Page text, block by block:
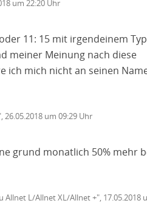
um 22:20 Uhr
11: 15 mit irgendeinem Typ
meiner Meinung nach diese
mich nicht an seinen
26.05.2018 um 09:29 Uhr
grund monatlich 50% mehr
Allnet L/Allnet XL/Allnet +", 17.05.2018